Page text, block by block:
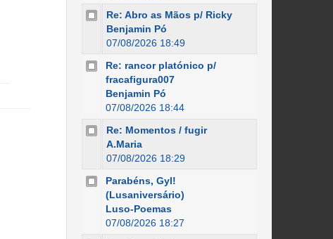
Re: Abro as Mãos p/ Ricky
Benjamin Pó
07/08/2026 18:49
Re: rancor platónico p/
fracafigura007
Benjamin Pó
07/08/2026 18:44
Re: Momentos / fugir
A.Maria
07/08/2026 18:29
Parabéns, Gyl!
(Lusaniversário)
Luso-Poemas
07/08/2026 18:27